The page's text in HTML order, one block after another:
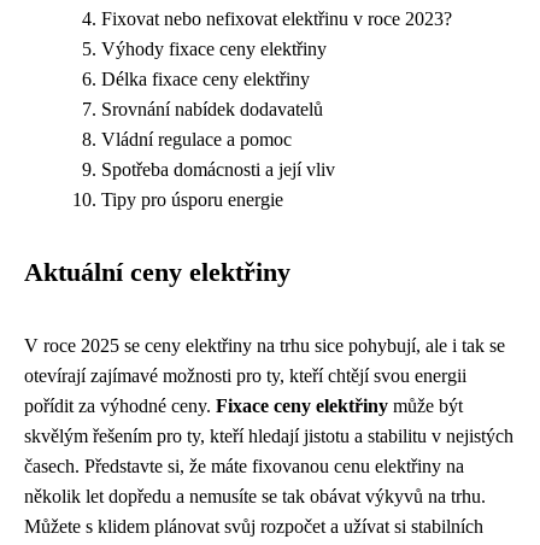
Fixovat nebo nefixovat elektřinu v roce 2023?
Výhody fixace ceny elektřiny
Délka fixace ceny elektřiny
Srovnání nabídek dodavatelů
Vládní regulace a pomoc
Spotřeba domácnosti a její vliv
Tipy pro úsporu energie
Aktuální ceny elektřiny
V roce 2025 se ceny elektřiny na trhu sice pohybují, ale i tak se
otevírají zajímavé možnosti pro ty, kteří chtějí svou energii
pořídit za výhodné ceny. Fixace ceny elektřiny může být
skvělým řešením pro ty, kteří hledají jistotu a stabilitu v nejistých
časech. Představte si, že máte fixovanou cenu elektřiny na
několik let dopředu a nemusíte se tak obávat výkyvů na trhu.
Můžete s klidem plánovat svůj rozpočet a užívat si stabilních